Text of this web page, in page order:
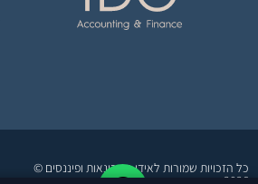
כל הזכויות שמורות לאידו חשבונאות ופיננסים ©
2026